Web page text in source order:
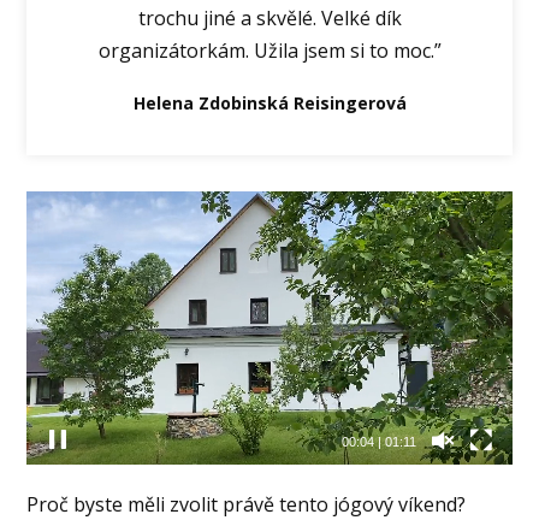
trochu jiné a skvělé. Velké dík
organizátorkám. Užila jsem si to moc.”
Helena Zdobinská Reisingerová
Video
přehrávač
00:05|01:11
Proč byste měli zvolit právě tento jógový víkend?